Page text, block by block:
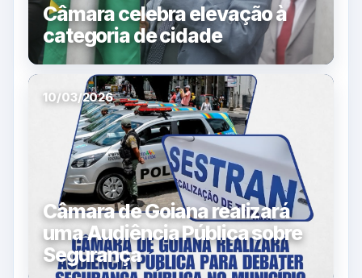
Câmara celebra elevação à
categoria de cidade
10/03/2026
Câmara de Goiana realizará
uma Audiência Pública sobre
Segurança